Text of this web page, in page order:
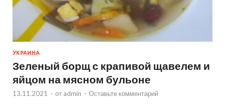
УКРАИНА
Зеленый борщ с крапивой щавелем и
яйцом на мясном бульоне
13.11.2021 - от admin - Оставьте комментарий